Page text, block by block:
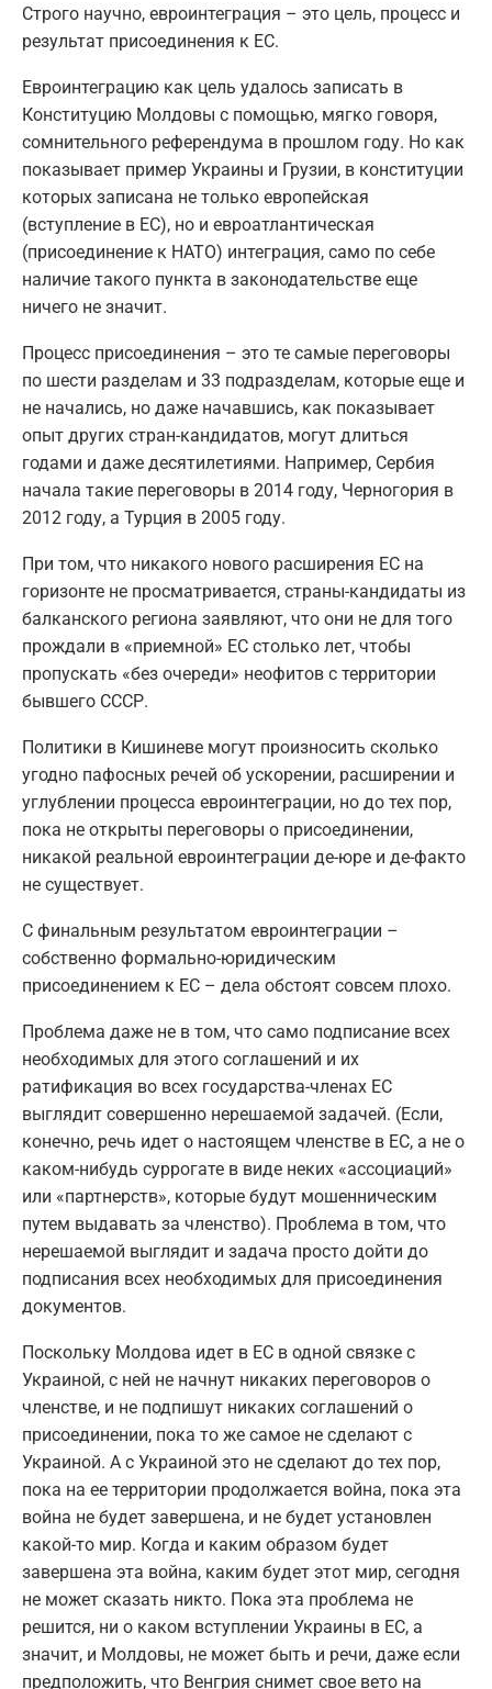
Строго научно, евроинтеграция – это цель, процесс и
результат присоединения к ЕС.
Евроинтеграцию как цель удалось записать в
Конституцию Молдовы с помощью, мягко говоря,
сомнительного референдума в прошлом году. Но как
показывает пример Украины и Грузии, в конституции
которых записана не только европейская
(вступление в ЕС), но и евроатлантическая
(присоединение к НАТО) интеграция, само по себе
наличие такого пункта в законодательстве еще
ничего не значит.
Процесс присоединения – это те самые переговоры
по шести разделам и 33 подразделам, которые еще и
не начались, но даже начавшись, как показывает
опыт других стран-кандидатов, могут длиться
годами и даже десятилетиями. Например, Сербия
начала такие переговоры в 2014 году, Черногория в
2012 году, а Турция в 2005 году.
При том, что никакого нового расширения ЕС на
горизонте не просматривается, страны-кандидаты из
балканского региона заявляют, что они не для того
прождали в «приемной» ЕС столько лет, чтобы
пропускать «без очереди» неофитов с территории
бывшего СССР.
Политики в Кишиневе могут произносить сколько
угодно пафосных речей об ускорении, расширении и
углублении процесса евроинтеграции, но до тех пор,
пока не открыты переговоры о присоединении,
никакой реальной евроинтеграции де-юре и де-факто
не существует.
С финальным результатом евроинтеграции –
собственно формально-юридическим
присоединением к ЕС – дела обстоят совсем плохо.
Проблема даже не в том, что само подписание всех
необходимых для этого соглашений и их
ратификация во всех государства-членах ЕС
выглядит совершенно нерешаемой задачей. (Если,
конечно, речь идет о настоящем членстве в ЕС, а не о
каком-нибудь суррогате в виде неких «ассоциаций»
или «партнерств», которые будут мошенническим
путем выдавать за членство). Проблема в том, что
нерешаемой выглядит и задача просто дойти до
подписания всех необходимых для присоединения
документов.
Поскольку Молдова идет в ЕС в одной связке с
Украиной, с ней не начнут никаких переговоров о
членстве, и не подпишут никаких соглашений о
присоединении, пока то же самое не сделают с
Украиной. А с Украиной это не сделают до тех пор,
пока на ее территории продолжается война, пока эта
война не будет завершена, и не будет установлен
какой-то мир. Когда и каким образом будет
завершена эта война, каким будет этот мир, сегодня
не может сказать никто. Пока эта проблема не
решится, ни о каком вступлении Украины в ЕС, а
значит, и Молдовы, не может быть и речи, даже если
предположить, что Венгрия снимет свое вето на